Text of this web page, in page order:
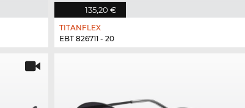
135,20 €
TITANFLEX
EBT 826711 - 20